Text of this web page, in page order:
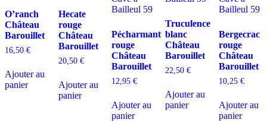
O’ranch
Château
Barouillet
16,50 €
Ajouter au
panier
Hecate
rouge
Château
Barouillet
20,50 €
Ajouter au
panier
Pécharmant
rouge
Château
Barouillet
12,95€
Ajouter au
panier
Truculence
blanc
Château
Barouillet
22,50 €
Ajouter au
panier
Bergecrac
rouge
Château
Barouillet
10,25 €
Ajouter au
panier